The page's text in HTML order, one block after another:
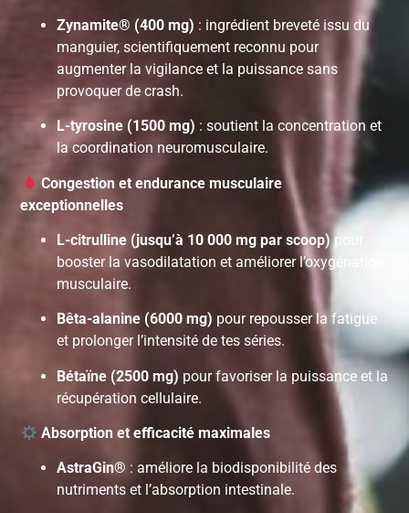
Zynamite® (400 mg) : ingrédient breveté issu du
manguier, scientifiquement reconnu pour
augmenter la vigilance et la puissance sans
provoquer de crash.
L-tyrosine (1500 mg) : soutient la concentration et
la coordination neuromusculaire.
Congestion et endurance musculaire
exceptionnelles
L-citrulline (jusqu’à 10 000 mg par scoop)pour
booster la vasodilatation et améliorer l’oxygénation
musculaire.
Bêta-alanine (6000 mg) pour repousser la fatigue
et prolonger l’intensité de tes séries.
Bétaïne (2500 mg) pour favoriser la puissance et la
récupération cellulaire.
Absorption et efficacité maximales
AstraGin® : améliore la biodisponibilité des
nutriments et l’absorption intestinale.